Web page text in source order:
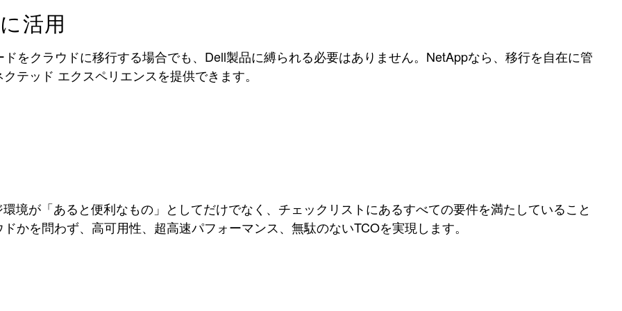
活用
をクラウドに移行する場合でも、Dell製品に縛られる必要はありません。NetAppなら、移行を自在に管
テッド エクスペリエンスを提供できます。
境が「あると便利なもの」としてだけでなく、チェックリストにあるすべての要件を満たしていること
かを問わず、高可用性、超高速パフォーマンス、無駄のないTCOを実現します。